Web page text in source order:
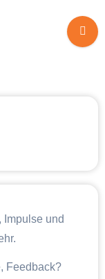
Impulse und
Feedback?